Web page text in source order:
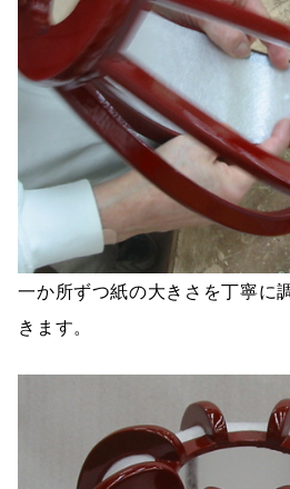
一か所ずつ紙の大きさを丁寧に
きます。